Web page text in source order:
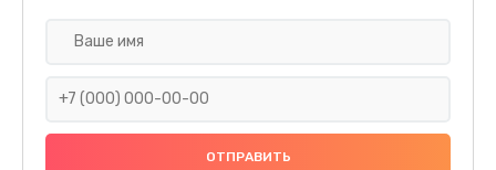
Ремонт платы электроники